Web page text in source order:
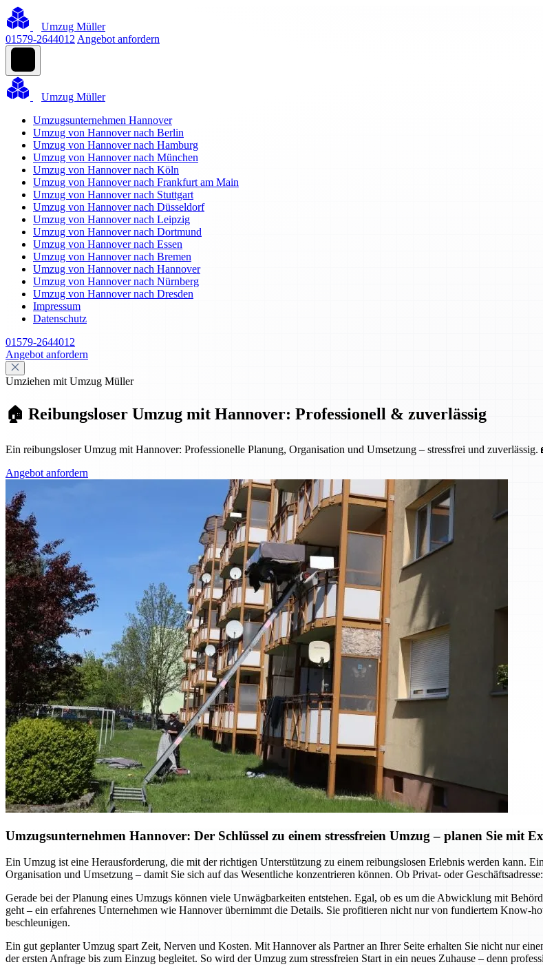
Umzug Müller
01579-2644012 Angebot anfordern
Umzug Müller
Umzugsunternehmen Hannover
Umzug von Hannover nach Berlin
Umzug von Hannover nach Hamburg
Umzug von Hannover nach München
Umzug von Hannover nach Köln
Umzug von Hannover nach Frankfurt am Main
Umzug von Hannover nach Stuttgart
Umzug von Hannover nach Düsseldorf
Umzug von Hannover nach Leipzig
Umzug von Hannover nach Dortmund
Umzug von Hannover nach Essen
Umzug von Hannover nach Bremen
Umzug von Hannover nach Hannover
Umzug von Hannover nach Nürnberg
Umzug von Hannover nach Dresden
Impressum
Datenschutz
01579-2644012
Angebot anfordern
Umziehen mit Umzug Müller
🏠 Reibungsloser Umzug mit Hannover: Professionell & zuverlässig
Ein reibungsloser Umzug mit Hannover: Professionelle Planung, Organisation und Umsetzung – stressfrei und zuverlässig.
Angebot anfordern
Umzugsunternehmen Hannover: Der Schlüssel zu einem stressfreien Umzug – planen Sie mit
Ein Umzug ist eine Herausforderung, die mit der richtigen Unterstützung zu einem reibungslosen Erlebnis werden kann.
Organisation und Umsetzung – damit Sie sich auf das Wesentliche konzentrieren können. Ob Privat- oder
Gerade bei der Planung eines Umzugs können viele Unwägbarkeiten entstehen. Egal, ob es um die Abwicklung mit
geht – ein erfahrenes Unternehmen wie Hannover übernimmt die Details. Sie profitieren nicht nur von fundiertem Know-
beschleunigen.
Ein gut geplanter Umzug spart Zeit, Nerven und Kosten. Mit Hannover als Partner an Ihrer Seite erhalten Sie nicht nur
der ersten Anfrage bis zum Einzug begleitet. So wird der Umzug zum stressfreien Start in ein neues Zuhause – denn